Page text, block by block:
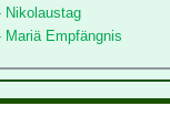
Nikolaustag
Mariä Empfängnis